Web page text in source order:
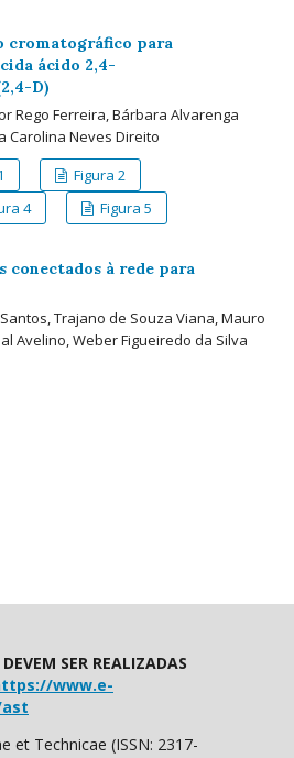
cromatográfico para
ácido 2,4-
D)
Rego Ferreira, Bárbara Alvarenga
Carolina Neves Direito
Figura 2
4 Figura 5
à rede para
Trajano de Souza Viana, Mauro
Avelino, Weber Figueiredo da Silva
SER REALIZADAS
www.e-
et Technicae (ISSN: 2317-